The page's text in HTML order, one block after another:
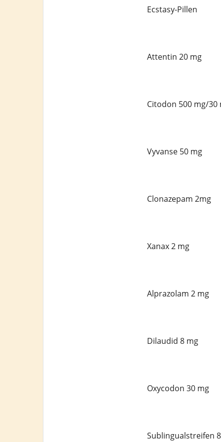
Ecstasy-Pillen
Attentin 20 mg
Citodon 500 mg/30
Vyvanse 50 mg
Clonazepam 2mg
Xanax 2 mg
Alprazolam 2 mg
Dilaudid 8 mg
Oxycodon 30 mg
Sublingualstreifen